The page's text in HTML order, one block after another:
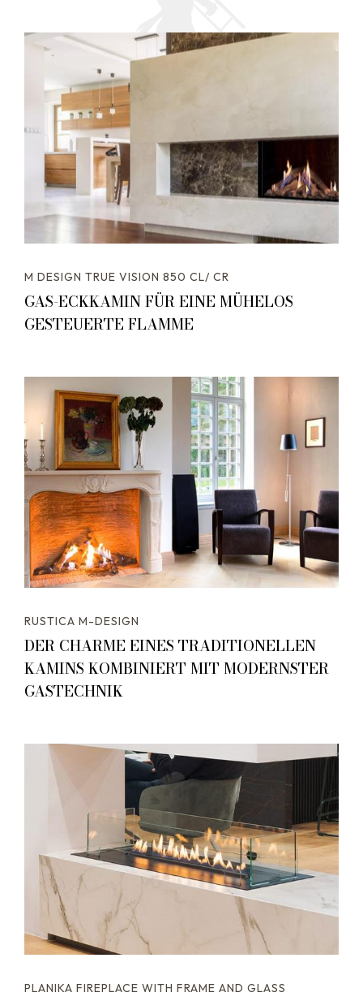
M DESIGN TRUE VISION 850 CL/ CR
GAS-ECKKAMIN FÜR EINE MÜHELOS
GESTEUERTE FLAMME
RUSTICA M-DESIGN
DER CHARME EINES TRADITIONELLEN
KAMINS KOMBINIERT MIT MODERNSTER
GASTECHNIK
PLANIKA FIREPLACE WITH FRAME AND GLASS